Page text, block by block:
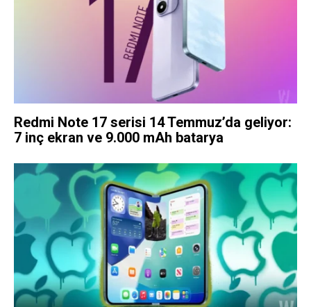
Redmi Note 17 serisi 14 Temmuz’da geliyor:
7 inç ekran ve 9.000 mAh batarya